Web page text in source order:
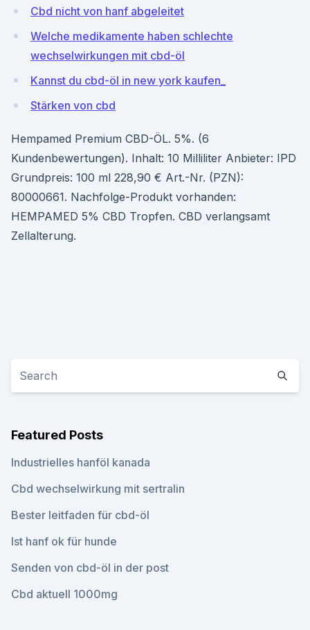
Cbd nicht von hanf abgeleitet
Welche medikamente haben schlechte
wechselwirkungen mit cbd-öl
Kannst du cbd-öl in new york kaufen_
Stärken von cbd
Hempamed Premium CBD-ÖL. 5%. (6
Kundenbewertungen). Inhalt: 10 Milliliter Anbieter: IPD
Grundpreis: 100 ml 228,90 € Art.-Nr. (PZN):
80000661. Nachfolge-Produkt vorhanden:
HEMPAMED 5% CBD Tropfen. CBD verlangsamt
Zellalterung.
Featured Posts
Industrielles hanföl kanada
Cbd wechselwirkung mit sertralin
Bester leitfaden für cbd-öl
Ist hanf ok für hunde
Senden von cbd-öl in der post
Cbd aktuell 1000mg